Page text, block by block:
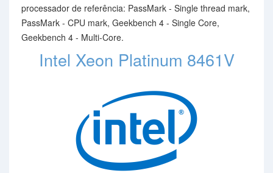
processador de referência: PassMark - Single thread mark,
PassMark - CPU mark, Geekbench 4 - Single Core,
Geekbench 4 - Multi-Core.
Intel Xeon Platinum 8461V